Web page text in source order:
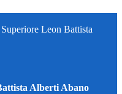
Leon Battista
Alberti Abano